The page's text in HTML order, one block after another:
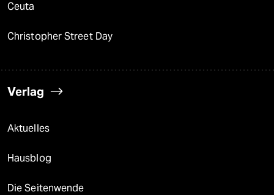
Ceuta
Christopher Street Day
Verlag
Aktuelles
Hausblog
Die Seitenwende